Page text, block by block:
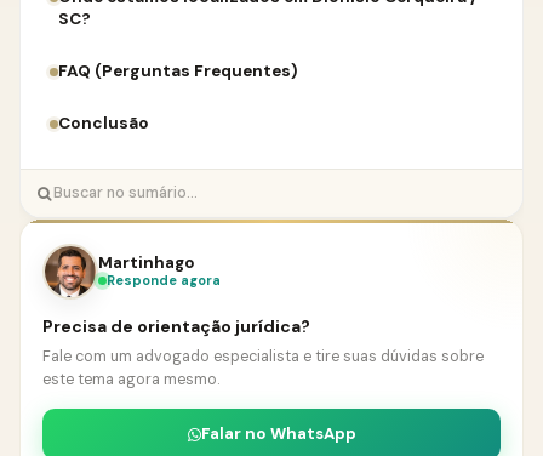
SC?
FAQ (Perguntas Frequentes)
Conclusão
Martinhago
Responde agora
Precisa de orientação jurídica?
Fale com um advogado especialista e tire suas dúvidas sobre
este tema agora mesmo.
Falar no WhatsApp